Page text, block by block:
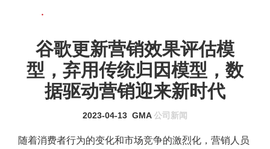
谷歌更新营销效果评估模
型，弃用传统归因模型，数
据驱动营销迎来新时代
2023-04-13 GMA 公司新闻
随着消费者行为的变化和市场竞争的激烈化，营销人员